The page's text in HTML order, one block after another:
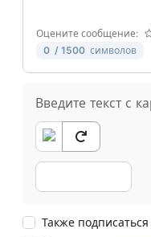
Оцените сообщение:
0 / 1500 символов
Введите текст с
Также